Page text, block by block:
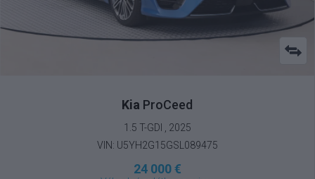
Kia ProCeed
1.5 T-GDI , 2025
VIN: U5YH2G15GSL089475
24 000 €